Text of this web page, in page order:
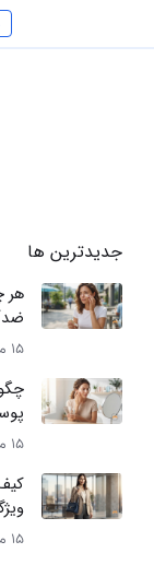
جدیدترین ها
هر
15 مرداد 1405
15 مرداد 1405
15 مرداد 1405